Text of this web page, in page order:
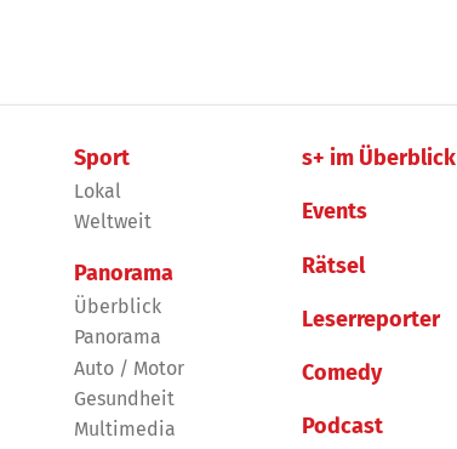
Sport
Lokal
Weltweit
Panorama
Überblick
Panorama
Auto / Motor
Gesundheit
Multimedia
s+ im Überblick
Events
Rätsel
Leserreporter
Comedy
Podcast